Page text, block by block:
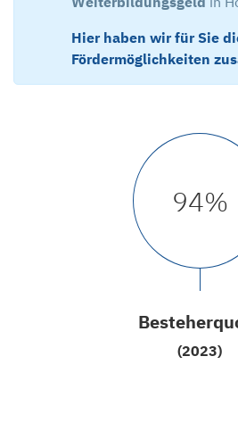
Hier haben wir für Sie
Fördermöglichkeiten
94%
(2023)